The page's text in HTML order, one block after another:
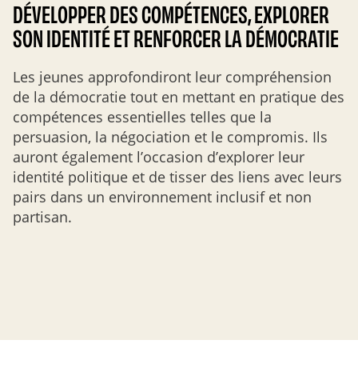
DÉVELOPPER DES COMPÉTENCES, EXPLORER
SON IDENTITÉ ET RENFORCER LA DÉMOCRATIE
Les jeunes approfondiront leur compréhension
de la démocratie tout en mettant en pratique des
compétences essentielles telles que la
persuasion, la négociation et le compromis. Ils
auront également l’occasion d’explorer leur
identité politique et de tisser des liens avec leurs
pairs dans un environnement inclusif et non
partisan.